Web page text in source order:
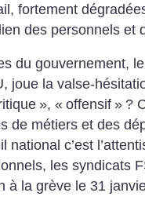
fortement
des personnels et
du gouvernement,
joue la valse-
», « offensif » ?
de métiers et des
national c’est
les syndicats
à la grève le 31